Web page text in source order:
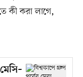
কী করা লাগে,